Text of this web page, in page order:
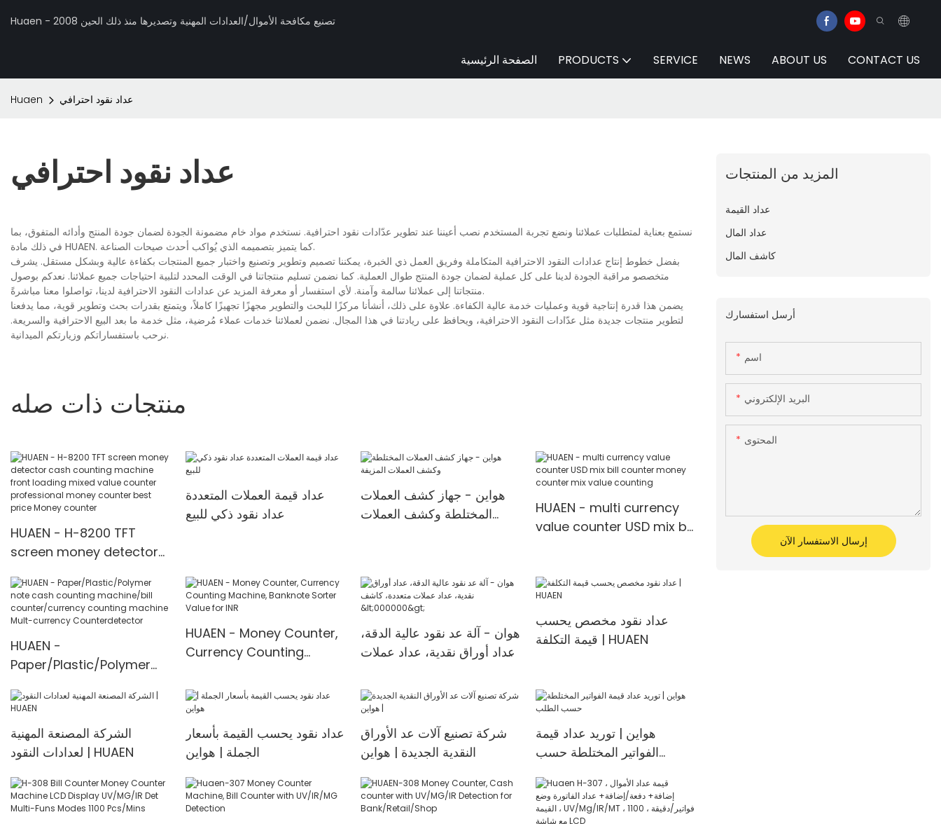
Huaen - تصنيع مكافحة الأموال/العدادات المهنية وتصديرها منذ ذلك الحين 2008
الصفحة الرئيسية PRODUCTS SERVICE NEWS ABOUT US CONTACT US
Huaen عداد نقود احترافي
عداد نقود احترافي
نستمع بعناية لمتطلبات عملائنا ونضع تجربة المستخدم نصب أعيننا عند تطوير عدّادات نقود احترافية. نستخدم مواد خام مضمونة الجودة لضمان جودة المنتج وأدائه المتفوق، بما
في ذلك مادة HUAEN. كما يتميز بتصميمه الذي يُواكب أحدث صيحات الصناعة.
بفضل خطوط إنتاج عدادات النقود الاحترافية المتكاملة وفريق العمل ذي الخبرة، يمكننا تصميم وتطوير وتصنيع واختبار جميع المنتجات بكفاءة عالية وبشكل مستقل. يشرف
متخصصو مراقبة الجودة لدينا على كل عملية لضمان جودة المنتج طوال العملية. كما نضمن تسليم منتجاتنا في الوقت المحدد لتلبية احتياجات جميع عملائنا. نعدكم بوصول
منتجاتنا إلى عملائنا سالمة وآمنة. لأي استفسار أو معرفة المزيد عن عدادات النقود الاحترافية لدينا، تواصلوا معنا مباشرةً.
يضمن هذا قدرة إنتاجية قوية وعمليات خدمة عالية الكفاءة. علاوة على ذلك، أنشأنا مركزًا للبحث والتطوير مجهزًا تجهيزًا كاملاً، ويتمتع بقدرات بحث وتطوير قوية، مما يدفعنا
لتطوير منتجات جديدة مثل عدّادات النقود الاحترافية، ويحافظ على ريادتنا في هذا المجال. نضمن لعملائنا خدمات عملاء مُرضية، مثل خدمة ما بعد البيع الاحترافية والسريعة.
نرحب باستفساراتكم وزيارتكم الميدانية.
منتجات ذات صله
HUAEN - H-8200 TFT
screen money detector
front loading mixed value
counter professional
money counter best
price Money counter
عداد قيمة العملات المتعددة
عداد نقود ذكي للبيع
هواين - جهاز كشف العملات
المختلطة وكشف العملات
HUAEN - multi currency
value counter USD mix bill
HUAEN -
Paper/Plastic/Polymer
machine/bill
counting machine Mult-
currency
Counter<000000>detect
or
HUAEN - Money Counter,
Currency Counting
Value for INR
هوان - آلة عد نقود عالية الدقة،
عداد أوراق نقدية، عداد عملات
عداد نقود مخصص يحسب
قيمة التكلفة | HUAEN
الشركة المصنعة المهنية
لعدادات النقود | HUAEN
عداد نقود يحسب القيمة بأسعار
الجملة | هواين
شركة تصنيع آلات عد الأوراق
النقدية الجديدة | هواين
هواين | توريد عداد قيمة
الفواتير المختلطة حسب
المزيد من المنتجات
عداد القيمة
عداد المال
كاشف المال
أرسل استفسارك
اسم
البريد الإلكتروني
المحتوى
إرسال الاستفسار الآن